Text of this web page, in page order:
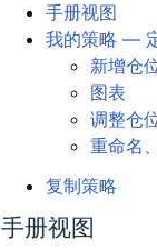
手册视图
我的策略 —
新增仓
图表
调整仓
重命名
复制策略
手册视图